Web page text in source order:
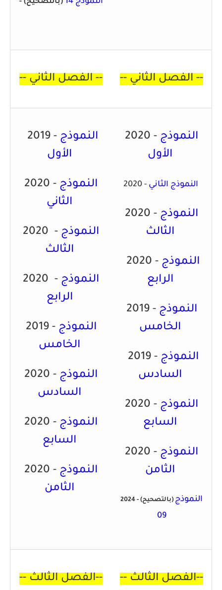
- (بالتصحيح)
-- -- -- --
2019 - النموذج
2020 - النموذج
2020 - النموذج
2020 - النموذج
2019 - النموذج
2020 - النموذج
2020 - النموذج
2020 - النموذج
2020 - النموذج
2020 -
2020 - النموذج
2020 - النموذج
2019 - النموذج
2019 - النموذج
2020 - النموذج
2020 - النموذج
2024 - (بالتصحيح) النموذج
09
-- الفصل الثالث-- -- الفصل الثالث--